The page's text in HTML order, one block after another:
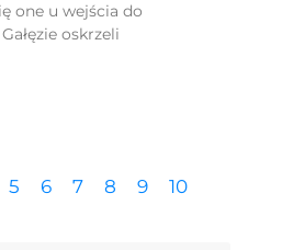
one u wejścia do
oskrzeli
5 6 7 8 9 10